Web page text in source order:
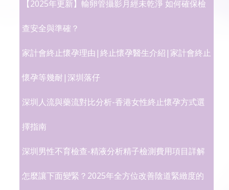
【2025年更新】輸卵管攝影月經未乾淨 如何確保檢
查安全與準確？
家計會終止懷孕理由|終止懷孕醫生介紹|家計會終止
懷孕等幾耐|深圳落仔
深圳人流與藥流對比分析-香港女性終止懷孕方式選
擇指南
深圳男性不育檢查-精液分析精子檢測費用項目詳解
怎麼讓下面變緊？2025年全方位改善陰道緊緻度的